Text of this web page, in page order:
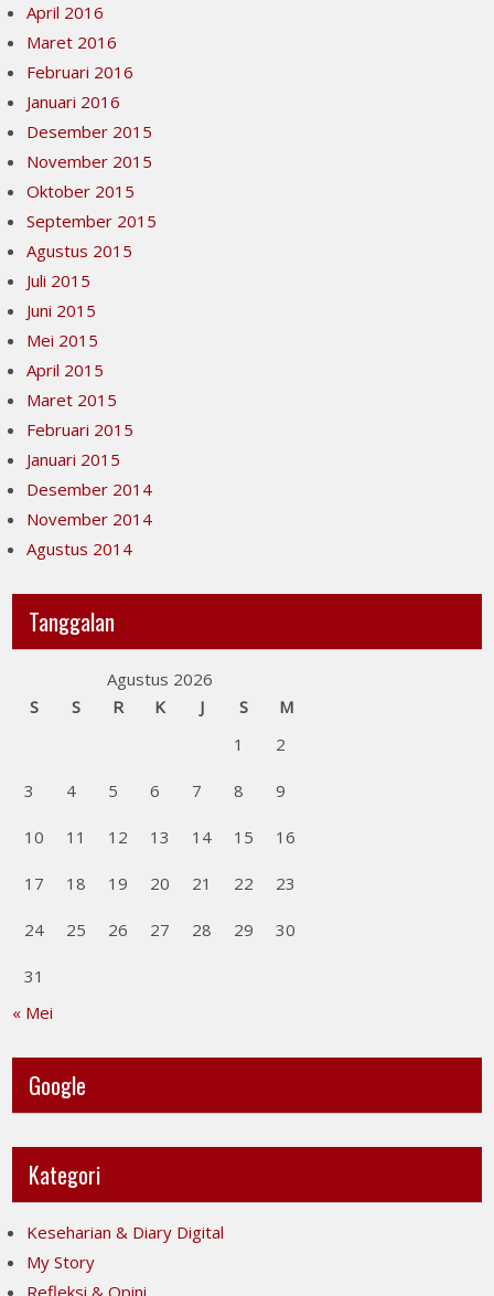
April 2016
Maret 2016
Februari 2016
Januari 2016
Desember 2015
November 2015
Oktober 2015
September 2015
Agustus 2015
Juli 2015
Juni 2015
Mei 2015
April 2015
Maret 2015
Februari 2015
Januari 2015
Desember 2014
November 2014
Agustus 2014
Tanggalan
Agustus 2026
S
S R K J S
M
1
2
3 4 5 6 7 8 9
10 11 12 13 14 15 16
17 18 19 20 21 22 23
24 25 26 27 28 29 30
31
« Mei
Google
Kategori
Keseharian & Diary Digital
My Story
Refleksi & Opini